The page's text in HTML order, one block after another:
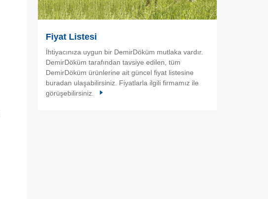
Fiyat Listesi
İhtiyacınıza uygun bir DemirDöküm mutlaka vardır.
DemirDöküm tarafından tavsiye edilen, tüm
DemirDöküm ürünlerine ait güncel fiyat listesine
buradan ulaşabilirsiniz. Fiyatlarla ilgili firmamız ile
görüşebilirsiniz.